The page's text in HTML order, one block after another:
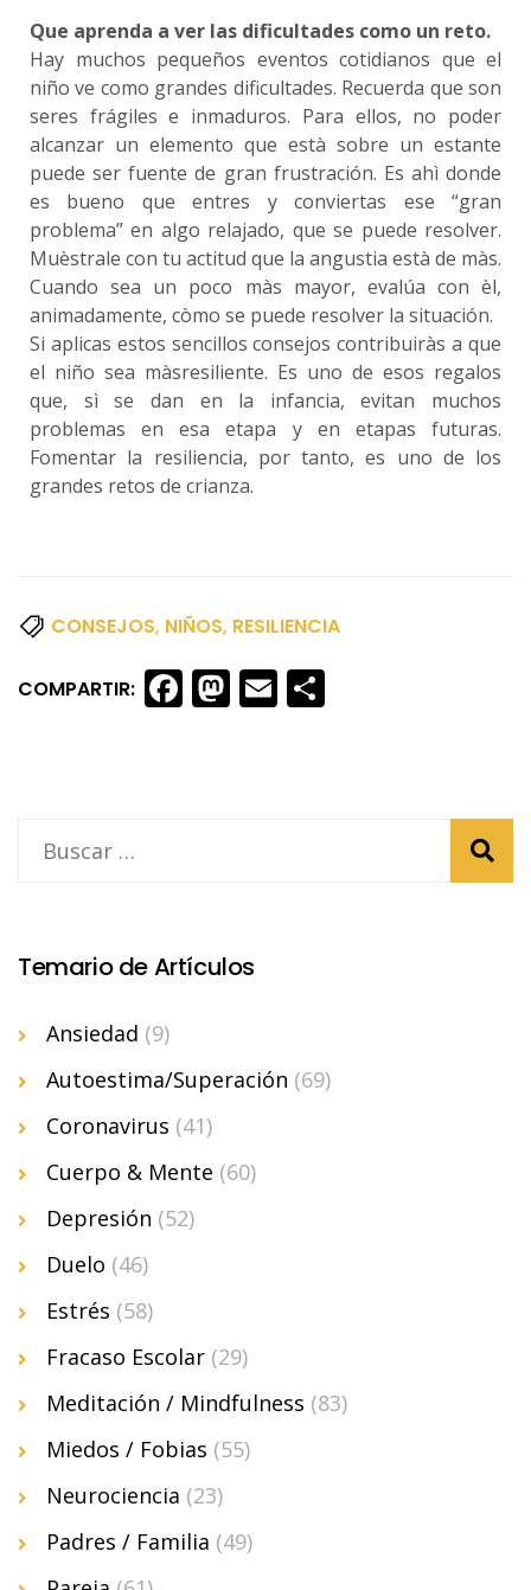
Que aprenda a ver las dificultades como un reto.
Hay muchos pequeños eventos cotidianos que el
niño ve como grandes dificultades. Recuerda que son
seres frágiles e inmaduros. Para ellos, no poder
alcanzar un elemento que està sobre un estante
puede ser fuente de gran frustración. Es ahì donde
es bueno que entres y conviertas ese “gran
problema” en algo relajado, que se puede resolver.
Muèstrale con tu actitud que la angustia està de màs.
Cuando sea un poco màs mayor, evalúa con èl,
animadamente, còmo se puede resolver la situación.
Si aplicas estos sencillos consejos contribuiràs a que
el niño sea màsresiliente. Es uno de esos regalos
que, sì se dan en la infancia, evitan muchos
problemas en esa etapa y en etapas futuras.
Fomentar la resiliencia, por tanto, es uno de los
grandes retos de crianza.
CONSEJOS, NIÑOS, RESILIENCIA
COMPARTIR: Facebook
Mastodon
Email
Temario de Artículos
Ansiedad (9)
Autoestima/Superación (69)
Coronavirus (41)
Cuerpo & Mente (60)
Depresión (52)
Duelo (46)
Estrés (58)
Fracaso Escolar (29)
Meditación / Mindfulness (83)
Miedos / Fobias (55)
Neurociencia (23)
Padres / Familia (49)